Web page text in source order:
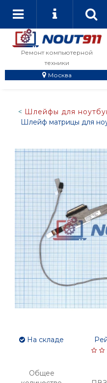
Ремонт компьютерной
техники
Москва
Шлейфы для
Шлейф матрицы для
На складе
Общее